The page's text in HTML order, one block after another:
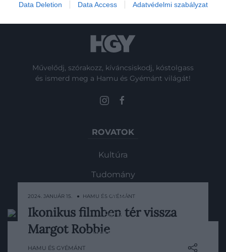
Data Deletion Data Access Adatvédelmi szabályzat
A Warner Bros. újabb Ocean's Eleven-
filmet akar készíteni, ezúttal a stúdió
egyik kedvencével, Margot Robbieval a
2024. JANUÁR 15. ● HAMU ÉS GYÉMÁNT
Ikonikus filmben tér vissza
Margot Robbie
HAMU ÉS GYÉMÁNT
Művelődj, szórakozz, kíváncsiskodj, kóstolgass
és ismerd meg a Hamu és Gyémánt világát!
ROVATOK
Kultúra
Tudomány
Utazás
Pénz
Gasztronómia